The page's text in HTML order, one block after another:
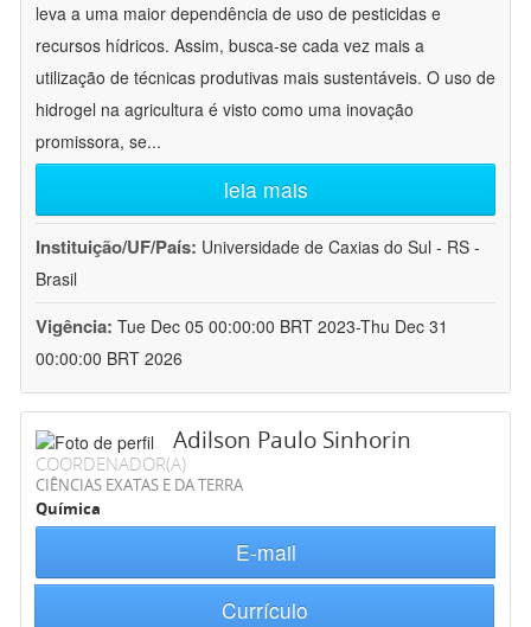
leva a uma maior dependência de uso de pesticidas e
recursos hídricos. Assim, busca-se cada vez mais a
utilização de técnicas produtivas mais sustentáveis. O uso de
hidrogel na agricultura é visto como uma inovação
promissora, se...
leia mais
Instituição/UF/País: Universidade de Caxias do Sul - RS -
Brasil
Vigência: Tue Dec 05 00:00:00 BRT 2023-Thu Dec 31
00:00:00 BRT 2026
Adilson Paulo Sinhorin
COORDENADOR(A)
CIÊNCIAS EXATAS E DA TERRA
Química
E-mail
Currículo